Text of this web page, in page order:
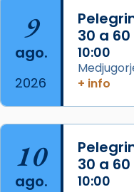
L’arquebisbe de
Josep Omella,
concelebrat el
Mons. David
📸 Dr. G. Simón
Foto
2 weeks ago
9
ago.
2026
30 a
10:00
+ info
10
ago.
30 a
10:00